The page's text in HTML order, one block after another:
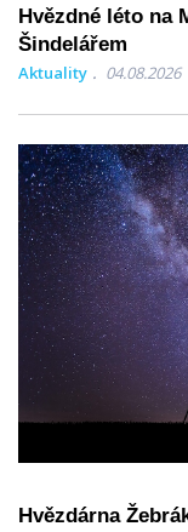
Hvězdné léto na
Šindelářem
Aktuality 04.08.2026
Hvězdárna